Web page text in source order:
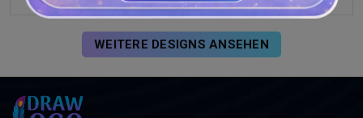
WEITERE DESIGNS ANSEHEN